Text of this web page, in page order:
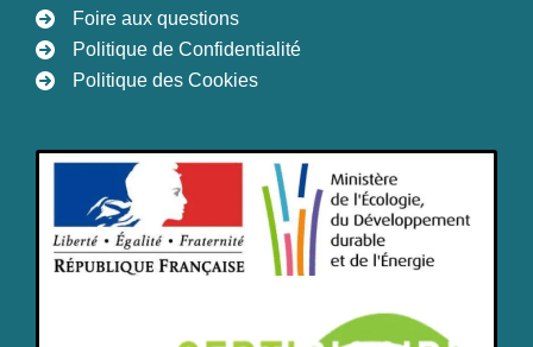
Foire aux questions
Politique de Confidentialité
Politique des Cookies